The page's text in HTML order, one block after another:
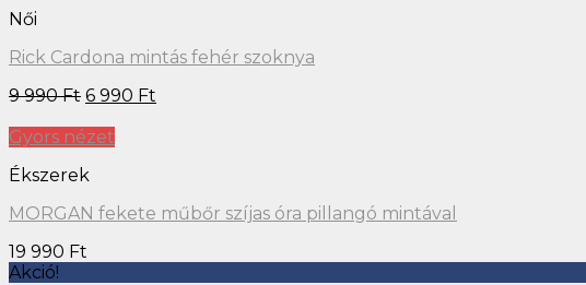
Női
Rick Cardona mintás fehér szoknya
9 990Ft 6 990 Ft
Gyors nézet
Ékszerek
MORGAN fekete műbőr szíjas óra pillangó mintával
19 990 Ft
Akció!